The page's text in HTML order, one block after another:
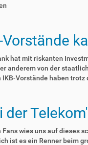
Vorstände
hat mit riskanten
anderem von der
IKB-Vorstände haben
der
wies uns auf dieses
ist es ein Renner beim